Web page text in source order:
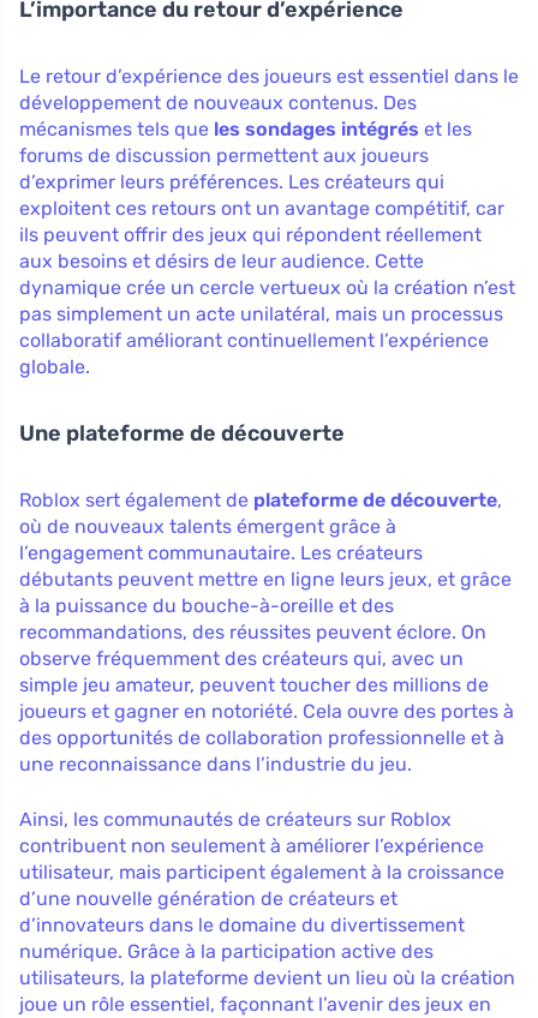
L’importance du retour d’expérience
Le retour d’expérience des joueurs est essentiel dans le
développement de nouveaux contenus. Des
mécanismes tels que les sondages intégrés et les
forums de discussion permettent aux joueurs
d’exprimer leurs préférences. Les créateurs qui
exploitent ces retours ont un avantage compétitif, car
ils peuvent offrir des jeux qui répondent réellement
aux besoins et désirs de leur audience. Cette
dynamique crée un cercle vertueux où la création n’est
pas simplement un acte unilatéral, mais un processus
collaboratif améliorant continuellement l’expérience
globale.
Une plateforme de découverte
Roblox sert également de plateforme de découverte,
où de nouveaux talents émergent grâce à
l’engagement communautaire. Les créateurs
débutants peuvent mettre en ligne leurs jeux, et grâce
à la puissance du bouche-à-oreille et des
recommandations, des réussites peuvent éclore. On
observe fréquemment des créateurs qui, avec un
simple jeu amateur, peuvent toucher des millions de
joueurs et gagner en notoriété. Cela ouvre des portes à
des opportunités de collaboration professionnelle et à
une reconnaissance dans l’industrie du jeu.
Ainsi, les communautés de créateurs sur Roblox
contribuent non seulement à améliorer l’expérience
utilisateur, mais participent également à la croissance
d’une nouvelle génération de créateurs et
d’innovateurs dans le domaine du divertissement
numérique. Grâce à la participation active des
utilisateurs, la plateforme devient un lieu où la création
joue un rôle essentiel, façonnant l’avenir des jeux en